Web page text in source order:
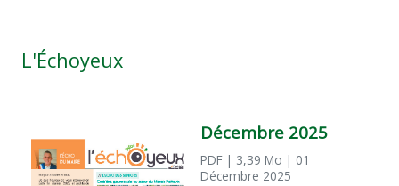
L'Échoyeux
Décembre 2025
PDF | 3,39 Mo | 01
Décembre 2025